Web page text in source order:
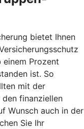
bietet Ihnen
einem Prozent
ist. So
mit der
finanziellen
Wunsch auch in der
Sie Ihr